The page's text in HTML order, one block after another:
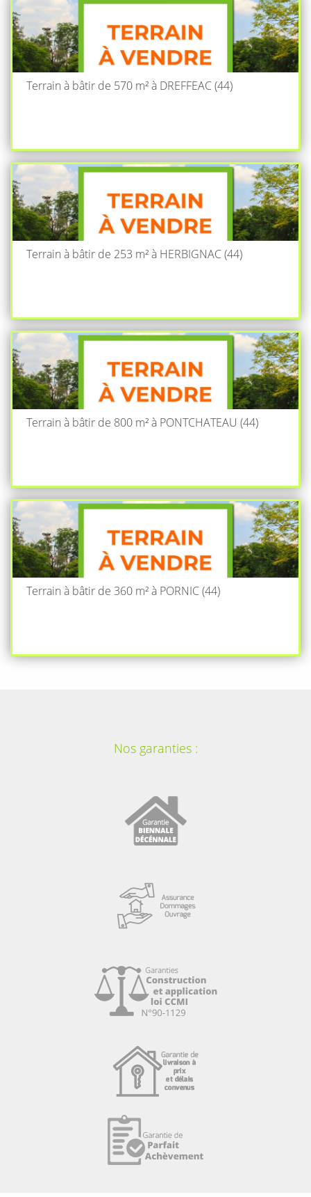
Terrain à bâtir de 570 m² à DREFFEAC (44)
Terrain à bâtir de 253 m² à HERBIGNAC (44)
Terrain à bâtir de 800 m² à PONTCHATEAU (44)
Terrain à bâtir de 360 m² à PORNIC (44)
Nos garanties :